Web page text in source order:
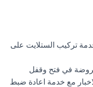
تركيب الستلايت على
في فتح وقفل
مع خدمة اعادة ضبط